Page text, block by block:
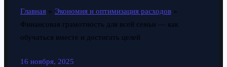
Главная
Экономия и оптимизация расходов
Финансовая грамотность для всей семьи — как
обучаться вместе и достигать целей
16 ноября, 2025